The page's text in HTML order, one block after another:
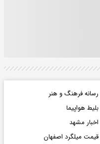
رسانه فرهنگ و هنر
بلیط هواپیما
اخبار مشهد
قیمت میلگرد اصفهان